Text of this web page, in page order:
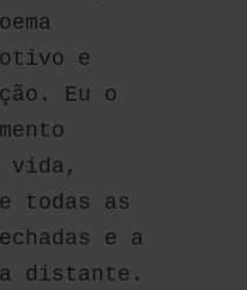
e
Eu o
vida,
todas as
e a
distante.